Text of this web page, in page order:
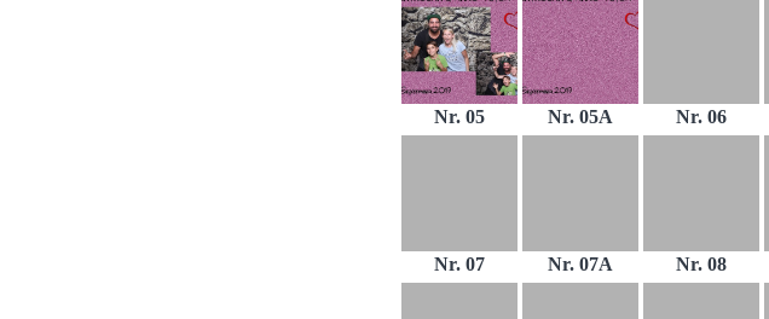
Nr. 05 Nr. 05A Nr. 06
Nr. 07 Nr. 07A Nr. 08